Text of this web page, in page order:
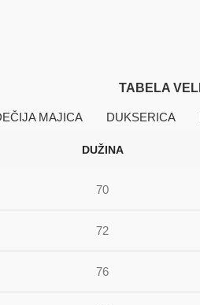
TABELA
MAJICA DUKSERICA
DUŽINA
70
72
76